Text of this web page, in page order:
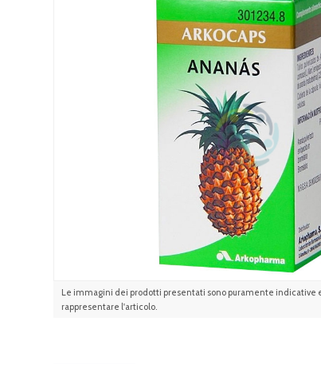
Le immagini dei prodotti presentati sono puramente indicative
rappresentare l'articolo.